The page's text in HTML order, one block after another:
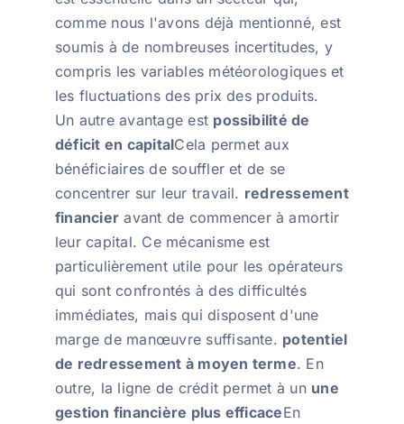
comme nous l'avons déjà mentionné, est
soumis à de nombreuses incertitudes, y
compris les variables météorologiques et
les fluctuations des prix des produits.
Un autre avantage est possibilité de
déficit en capitalCela permet aux
bénéficiaires de souffler et de se
concentrer sur leur travail. redressement
financier avant de commencer à amortir
leur capital. Ce mécanisme est
particulièrement utile pour les opérateurs
qui sont confrontés à des difficultés
immédiates, mais qui disposent d'une
marge de manœuvre suffisante. potentiel
de redressement à moyen terme. En
outre, la ligne de crédit permet à un une
gestion financière plus efficaceEn